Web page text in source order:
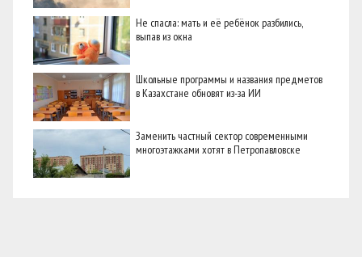
Не спасла: мать и её ребёнок разбились,
выпав из окна
Школьные программы и названия предметов
в Казахстане обновят из-за ИИ
Заменить частный сектор современными
многоэтажками хотят в Петропавловске